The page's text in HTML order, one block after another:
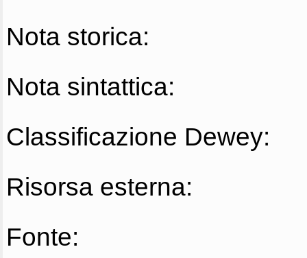
Nota storica:
Nota sintattica:
Classificazione Dewey:
Risorsa esterna:
Fonte: